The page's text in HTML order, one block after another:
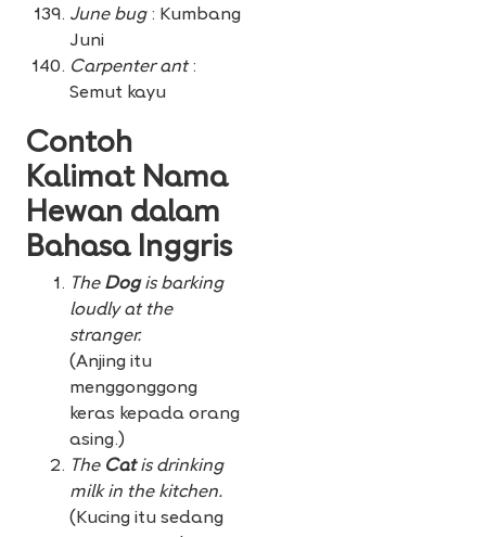
June bug: Kumbang
Juni
Carpenter ant:
Semut kayu
Contoh
Kalimat Nama
Hewan dalam
Bahasa Inggris
The Dog is barking
loudly at the
stranger.
(Anjing itu
menggonggong
keras kepada orang
asing.)
The Cat is drinking
milk in the kitchen.
(Kucing itu sedang